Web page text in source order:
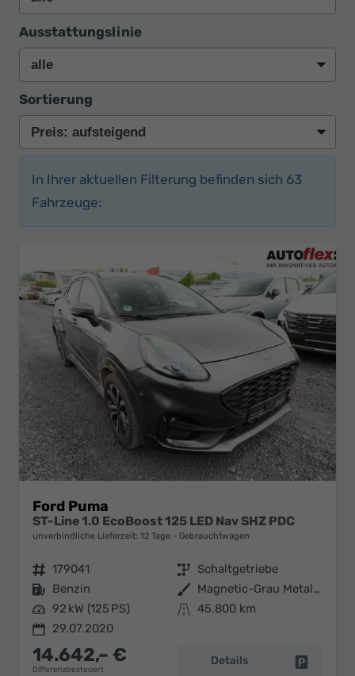
Ausstattungslinie
Sortierung
In Ihrer aktuellen Filterung befinden sich 63
Fahrzeuge:
Ford Puma
ST-Line 1.0 EcoBoost 125 LED Nav SHZ PDC
unverbindliche Lieferzeit: 12 Tage Gebrauchtwagen
Fahrzeugnr. 179041 Getriebe Schaltgetriebe
Kraftstoff Benzin Außenfarbe
Magnetic-Grau Metallic
Leistung 92 kW (125 PS) Kilometerstand 45.800 km
29.07.2020
14.642,– €
Differenzbesteuert
Details